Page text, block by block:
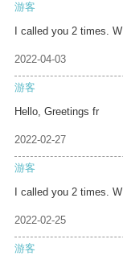
游客
I called you 2 times. W
2022-04-03
游客
Hello, Greetings fr
2022-02-27
游客
I called you 2 times. W
2022-02-25
游客